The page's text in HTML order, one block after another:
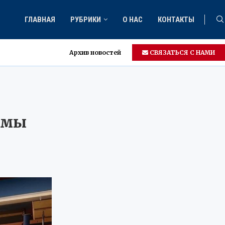
ГЛАВНАЯ РУБРИКИ О НАС КОНТАКТЫ
Архив новостей СВЯЗАТЬСЯ С НАМИ